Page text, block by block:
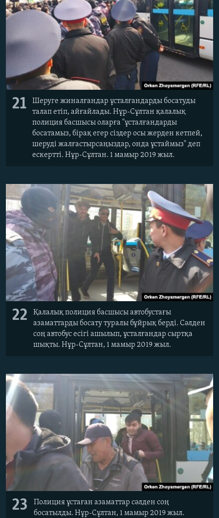
21
Шеруге жиналғандар ұсталғандарды босатуды
талап етіп, айғайлады. Нұр-Сұлтан қалалық
полиция басшысы оларға "ұсталғандарды
босатамыз, бірақ егер сіздер осы жерден кетпей,
шеруді жалғастырсаңыздар, онда ұстаймыз" деп
ескертті. Нұр-Сұлтан. 1 мамыр 2019 жыл.
22
Қалалық полиция басшысы автобустағы
азаматтарды босату туралы бұйрық берді. Сәлден
соң автобус есігі ашылып, ұсталғандар сыртқа
шықты. Нұр-Сұлтан, 1 мамыр 2019 жыл.
23
Полиция ұстаған азаматтар сәлден соң
босатылды. Нұр-Сұлтан, 1 мамыр 2019 жыл.